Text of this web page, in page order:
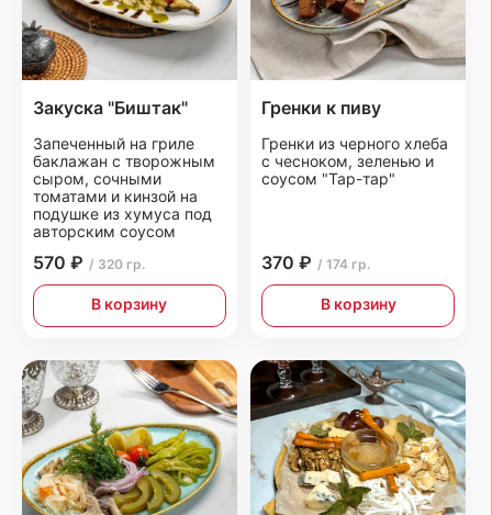
Закуска "Биштак"
Запеченный на гриле
баклажан с творожным
сыром, сочными
томатами и кинзой на
подушке из хумуса под
авторским соусом
570 ₽ / 320 гр.
В корзину
Гренки к пиву
Гренки из черного хлеба
с чесноком, зеленью и
соусом "Тар-тар"
370 ₽ / 174 гр.
В корзину